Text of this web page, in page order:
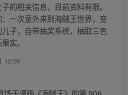
的相关信息，目前资料有限。
一次意外来到海贼王世界，变
子，自带抽奖系统，抽取三色
实。
12:06